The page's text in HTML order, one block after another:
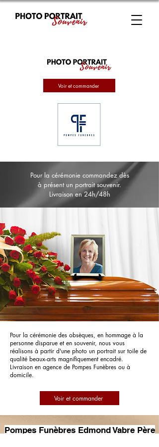
Voir et commander
Pour la cérémonie commandez dès
à présent un portrait souvenir.
Livraison en 24h/48h
Pour la cérémonie des obsèques, en hommage à la
personne disparue et en souvenir, nous vous
réalisons à partir d'une photo un portrait sur toile de
qualité beaux-arts magnifiquement encadré.
Livraison en agence de Pompes Funèbres ou à
domicile.
Voir et commander
Pompes Funèbres Edmond Vabre Père